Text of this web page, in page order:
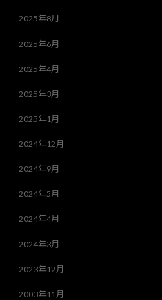
2025年8月
2025年6月
2025年4月
2025年3月
2025年1月
2024年12月
2024年9月
2024年5月
2024年4月
2024年3月
2023年12月
2003年11月